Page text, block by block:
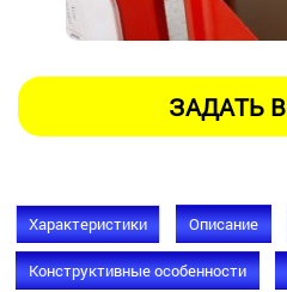
Характеристики Описание
Конструктивные особенности